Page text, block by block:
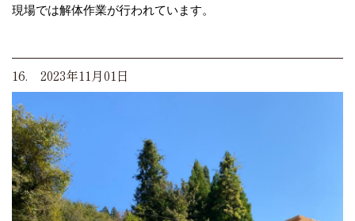
現場では解体作業が行われています。
16. 2023年11月01日